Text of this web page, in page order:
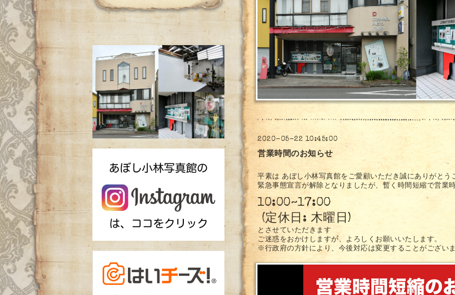
2020-05-22 10:45:00
営業時間のお知らせ
平素は あぼし小林写真館をご愛顧いただき誠にありがとう
緊急事態宣言が解除となりましたが、暫く時間短縮で営業
10:00~17:00
(定休日: 木曜日)
とさせていただきます
ご迷惑をおかけしますが、よろしくお願いいたします。
※行政府の方針により、今後対応は変更することがござい